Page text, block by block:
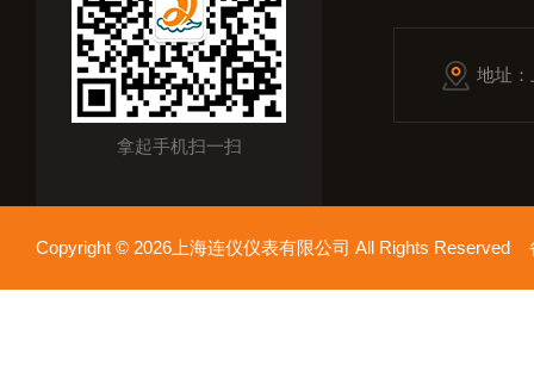
拿起手机扫一扫
地址
Copyright © 2026上海连仪仪表有限公司 All Rights Reserved